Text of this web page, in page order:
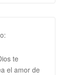
te
el amor de